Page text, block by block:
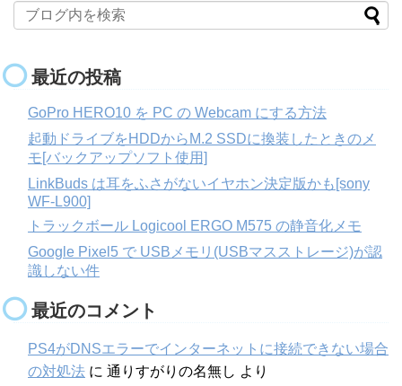
最近の投稿
GoPro HERO10 を PC の Webcam にする方法
起動ドライブをHDDからM.2 SSDに換装したときのメ
モ[バックアップソフト使用]
LinkBuds は耳をふさがないイヤホン決定版かも[sony
WF-L900]
トラックボール Logicool ERGO M575 の静音化メモ
Google Pixel5 で USBメモリ(USBマスストレージ)が認
識しない件
最近のコメント
PS4がDNSエラーでインターネットに接続できない場合
の対処法 に 通りすがりの名無し より